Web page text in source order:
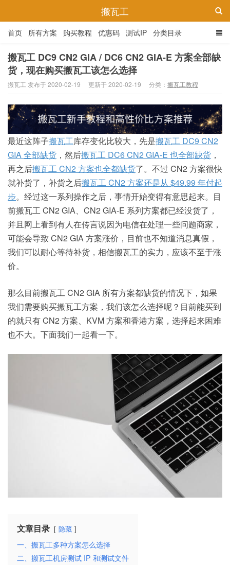
搬瓦工
首页 所有方案 购买教程 优惠码 测试IP 分类目录
搬瓦工 DC9 CN2 GIA / DC6 CN2 GIA-E 方案全部缺
货，现在购买搬瓦工该怎么选择
搬瓦工 发布于 2020-02-19 更新于 2020-02-19 分类： 搬瓦工教程
最近这阵子搬瓦工库存变化比较大，先是搬瓦工 DC9 CN2
GIA 全部缺货 ，然后搬瓦工 DC6 CN2 GIA-E 也全部缺货 ，
再之后搬瓦工 CN2 方案也全都缺货了。不过 CN2 方案很快
就补货了，补货之后搬瓦工 CN2 方案还是从 $49.99 年付起
步。经过这一系列操作之后，事情开始变得有意思起来。目
前搬瓦工 CN2 GIA、CN2 GIA-E 系列方案都已经没货了，
并且网上看到有人在传言说因为电信在处理一些问题商家，
可能会导致 CN2 GIA 方案涨价，目前也不知道消息真假，
我们可以耐心等待补货，相信搬瓦工的实力，应该不至于涨
价。
那么目前搬瓦工 CN2 GIA 所有方案都缺货的情况下，如果
我们需要购买搬瓦工方案，我们该怎么选择呢？目前能买到
的就只有 CN2 方案、KVM 方案和香港方案，选择起来困难
也不大。下面我们一起看一下。
文章目录 隐藏
一、搬瓦工多种方案怎么选择
二、搬瓦工机房测试 IP 和测试文件